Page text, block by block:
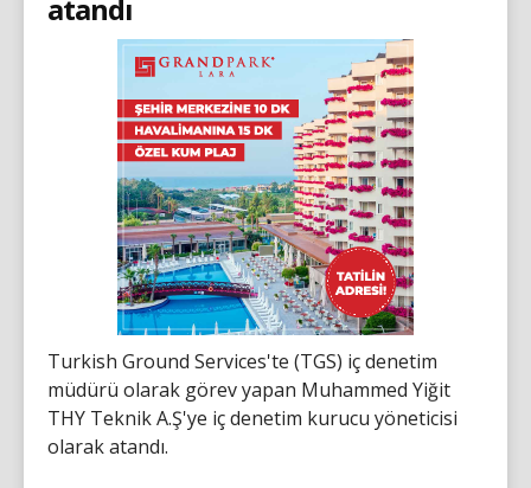
atandı
Turkish Ground Services'te (TGS) iç denetim
müdürü olarak görev yapan Muhammed Yiğit
THY Teknik A.Ş'ye iç denetim kurucu yöneticisi
olarak atandı.